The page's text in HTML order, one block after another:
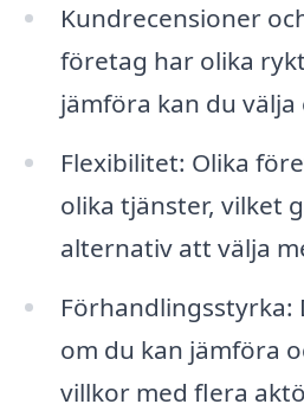
Kundrecensioner
företag har olika
jämföra kan du välja
Flexibilitet: Olika
olika tjänster, vilket
alternativ att välja
Förhandlingsstyrka:
om du kan jämföra
villkor med flera